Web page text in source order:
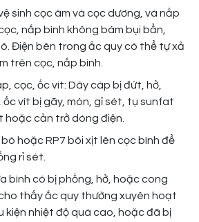
sinh cọc âm và cọc dương, và nắp
nắp bình không bám bụi bẩn,
Điện bên trong ắc quy có thể tự xả
trên cọc, nắp bình.
cọc, ốc vít: Dây cáp bị đứt, hở,
vít bị gãy, mòn, gỉ sét, tụ sunfat
hoặc cản trở dòng điện.
hoặc RP7 bôi xịt lên cọc bình để
rỉ sét.
bình có bị phồng, hở, hoặc cong
thấy ắc quy thường xuyên hoạt
kiện nhiệt độ quá cao, hoặc đã bị